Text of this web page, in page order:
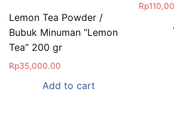
Lemon Tea Powder /
Bubuk Minuman “Lemon
Tea” 200 gr
Rp35,000.00
Add to cart
Rp